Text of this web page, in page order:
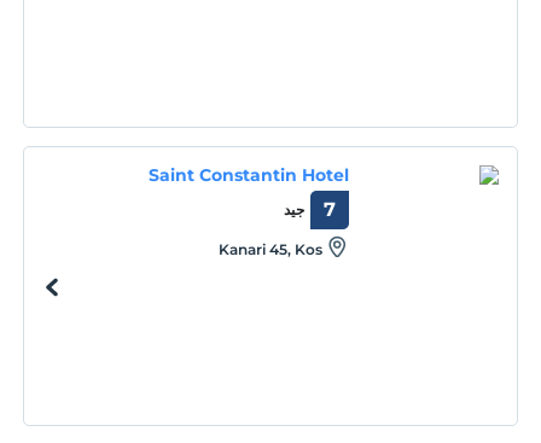
Saint Constantin Hotel
جيد 7
Kanari 45, Kos